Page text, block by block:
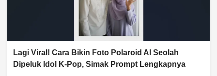
Lagi Viral! Cara Bikin Foto Polaroid AI Seolah
Dipeluk Idol K-Pop, Simak Prompt Lengkapnya